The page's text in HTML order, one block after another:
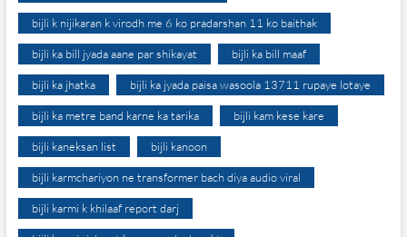
bijli k nijikaran k virodh me 6 ko pradarshan 11 ko baithak
bijli ka bill jyada aane par shikayat bijli ka bill maaf
bijli ka jhatka bijli ka jyada paisa wasoola 13711 rupaye lotaye
bijli ka metre band karne ka tarika bijli kam kese kare
bijli kaneksan list bijli kanoon
bijli karmchariyon ne transformer bach diya audio viral
bijli karmi k khilaaf report darj